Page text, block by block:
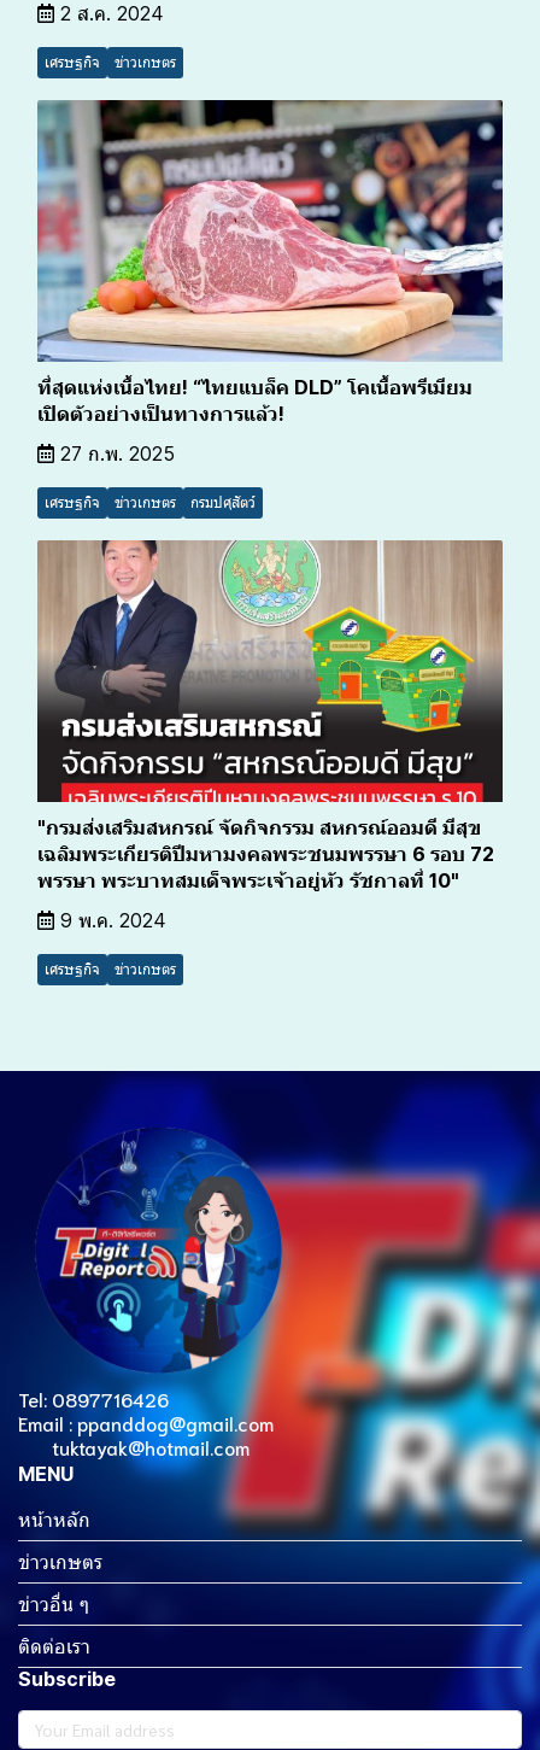
2 ส.ค. 2024
เศรษฐกิจ ข่าวเกษตร
ที่สุดแห่งเนื้อไทย! “ไทยแบล็ค DLD” โคเนื้อพรีเมียม
เปิดตัวอย่างเป็นทางการแล้ว!
27 ก.พ. 2025
เศรษฐกิจ ข่าวเกษตร กรมปศุสัตว์
"กรมส่งเสริมสหกรณ์ จัดกิจกรรม สหกรณ์ออมดี มีสุข
เฉลิมพระเกียรติปีมหามงคลพระชนมพรรษา 6 รอบ 72
พรรษา พระบาทสมเด็จพระเจ้าอยู่หัว รัชกาลที่ 10"
9 พ.ค. 2024
เศรษฐกิจ ข่าวเกษตร
Tel: 0897716426
Email : ppanddog@gmail.com
tuktayak@hotmail.com
MENU
หน้าหลัก
ข่าวเกษตร
ข่าวอื่น ๆ
ติดต่อเรา
Subscribe